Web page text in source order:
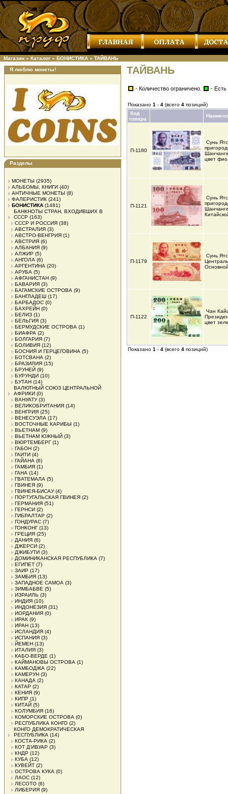
Магазин » Каталог » БОНИСТИКА » ТАЙВАНЬ
Я люблю монеты!
Разделы
МОНЕТЫ (2935)
АЛЬБОМЫ, КНИГИ (40)
АНТИЧНЫЕ МОНЕТЫ (8)
ФАЛЕРИСТИК (241)
БОНИСТИКА (1481)
БАНКНОТЫ СТРАН, ВХОДИВШИХ В
СССР (163)
СССР И РОССИЯ (38)
АВСТРАЛИЯ (3)
АВСТРО-ВЕНГРИЯ (1)
АВСТРИЯ (6)
АЛБАНИЯ (9)
АЛЖИР (5)
АНГОЛА (6)
АРГЕНТИНА (20)
АРУБА (5)
АФГАНИСТАН (9)
БАВАРИЯ (3)
БАГАМСКИЕ ОСТРОВА (9)
БАНГЛАДЕШ (17)
БАРБАДОС (0)
БАХРЕЙН (0)
БЕЛИЗ (1)
БЕЛЬГИЯ (3)
БЕРМУДСКИЕ ОСТРОВА (1)
БИАФРА (2)
БОЛГАРИЯ (7)
БОЛИВИЯ (12)
БОСНИЯ И ГЕРЦЕГОВИНА (5)
БОТСВАНА (2)
БРАЗИЛИЯ (15)
БРУНЕЙ (9)
БУРУНДИ (10)
БУТАН (14)
ВАЛЮТНЫЙ СОЮЗ ЦЕНТРАЛЬНОЙ
АФРИКИ (0)
ВАНУАТУ(3)
ВЕЛИКОБРИТАНИЯ (14)
ВЕНГРИЯ (25)
ВЕНЕСУЭЛА (17)
ВОСТОЧНЫЕ КАРИБЫ (1)
ВЬЕТНАМ (9)
ВЬЕТНАМ ЮЖНЫЙ (3)
ВЮРТЕМБЕРГ(1)
ГАБОН (2)
ГАИТИ (4)
ГАЙАНА (6)
ГАМБИЯ (1)
ГАНА (14)
ГВАТЕМАЛА (5)
ГВИНЕЯ (9)
ГВИНЕЯ-БИСАУ(4)
ПОРТУГАЛЬСКАЯ ГВИНЕЯ (2)
ГЕРМАНИЯ (51)
ГЕРНСИ (2)
ГИБРАЛТАР (2)
ГОНДУРАС (7)
ГОНКОНГ(13)
ГРЕЦИЯ (25)
ДАНИЯ (6)
ДЖЕРСИ (2)
ДЖИБУТИ (3)
ДОМИНИКАНСКАЯ РЕСПУБЛИКА (7)
ЕГИПЕТ (7)
ЗАИР (17)
ЗАМБИЯ (13)
ЗАПАДНОЕ САМОА (3)
ЗИМБАБВЕ (5)
ИЗРАИЛЬ (3)
ИНДИЯ (10)
ИНДОНЕЗИЯ (31)
ИОРДАНИЯ (0)
ИРАК (9)
ИРАН (13)
ИСЛАНДИЯ (4)
ИСПАНИЯ (3)
ЙЕМЕН (13)
ИТАЛИЯ (3)
КАБО-ВЕРДЕ (1)
КАЙМАНОВЫ ОСТРОВА (1)
КАМБОДЖА (22)
КАМЕРУН (3)
КАНАДА (2)
КАТАР (2)
КЕНИЯ (9)
КИПР (1)
КИТАЙ (5)
КОЛУМБИЯ (16)
КОМОРСКИЕ ОСТРОВА (0)
РЕСПУБЛИКА КОНГО (2)
КОНГО ДЕМОКРАТИЧЕСКАЯ
РЕСПУБЛИКА (14)
КОСТА-РИКА (2)
КОТ Д'ИВУАР (3)
КНДР (12)
КУБА (12)
КУВЕЙТ (2)
ОСТРОВА КУКА (0)
ЛАОС (12)
ЛЕСОТО (6)
ЛИБЕРИЯ (9)
ТАЙВАНЬ
- Количество ограничено. - Есть
Показано 1 - 4 (всего 4 позиций)
Код
товара
П-1180
Сунь
цвет
П-1121
Сунь
П-1179
Сунь
П-1122
Чан
цвет
Показано 1 - 4 (всего 4 позиций)